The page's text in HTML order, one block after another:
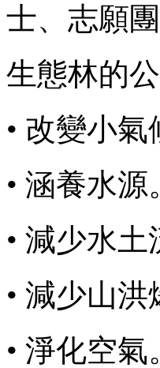
士、志願
生態林的公
• 改變小
• 涵養水源
• 減少水土
• 減少山
• 淨化空氣